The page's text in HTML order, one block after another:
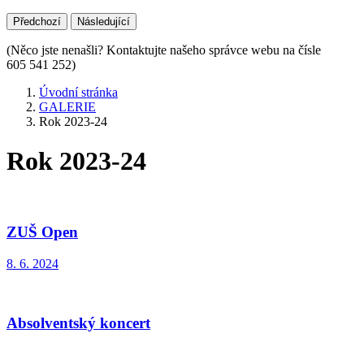
Předchozí Následující
(Něco jste nenašli? Kontaktujte našeho správce webu na čísle
605 541 252)
Úvodní stránka
GALERIE
Rok 2023-24
Rok 2023-24
ZUŠ Open
8. 6. 2024
Absolventský koncert